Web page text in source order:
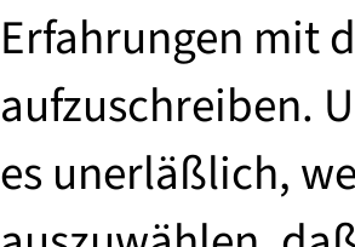
Erfahrungen mit
aufzuschreiben.
es unerläßlich,